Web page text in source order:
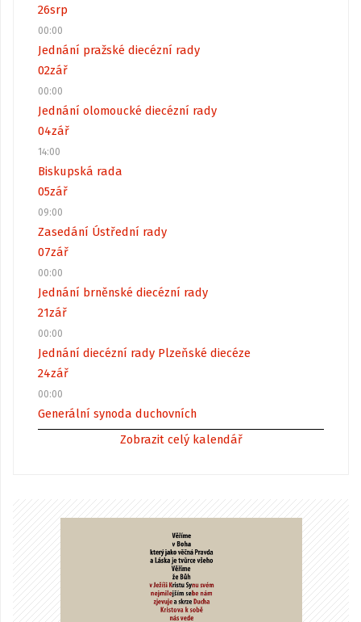
26srp
00:00
Jednání pražské diecézní rady
02zář
00:00
Jednání olomoucké diecézní rady
04zář
14:00
Biskupská rada
05zář
09:00
Zasedání Ústřední rady
07zář
00:00
Jednání brněnské diecézní rady
21zář
00:00
Jednání diecézní rady Plzeňské diecéze
24zář
00:00
Generální synoda duchovních
Zobrazit celý kalendář